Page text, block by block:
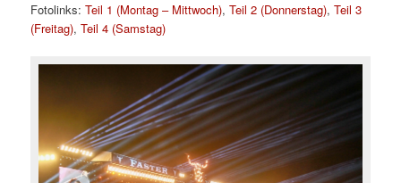
Fotolinks:Teil 1 (Montag – Mittwoch),Teil 2 (Donnerstag),Teil 3
(Freitag),Teil 4 (Samstag)